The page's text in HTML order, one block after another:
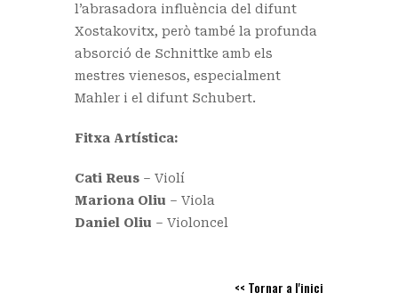
l’abrasadora influència del difunt
Xostakovitx, però també la profunda
absorció de Schnittke amb els
mestres vienesos, especialment
Mahler i el difunt Schubert.
Fitxa Artística:
Cati Reus – Violí
Mariona Oliu – Viola
Daniel Oliu – Violoncel
<< Tornar a l'inici